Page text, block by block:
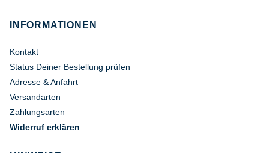
INFORMATIONEN
Kontakt
Status Deiner Bestellung prüfen
Adresse & Anfahrt
Versandarten
Zahlungsarten
Widerruf erklären